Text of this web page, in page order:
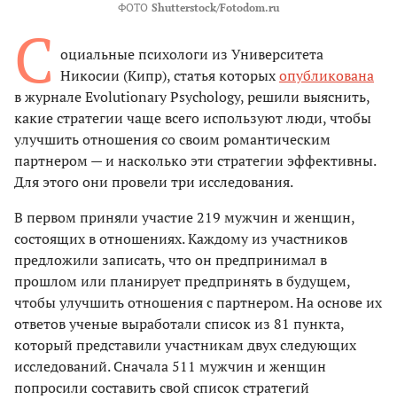
ФОТО Shutterstock/Fotodom.ru
С оциальные психологи из Университета
Никосии (Кипр), статья которыхопубликована
в журнале Evolutionary Psychology, решили выяснить,
какие стратегии чаще всего используют люди, чтобы
улучшить отношения со своим романтическим
партнером — и насколько эти стратегии эффективны.
Для этого они провели три исследования.
В первом приняли участие 219 мужчин и женщин,
состоящих в отношениях. Каждому из участников
предложили записать, что он предпринимал в
прошлом или планирует предпринять в будущем,
чтобы улучшить отношения с партнером. На основе их
ответов ученые выработали список из 81 пункта,
который представили участникам двух следующих
исследований. Сначала 511 мужчин и женщин
попросили составить свой список стратегий